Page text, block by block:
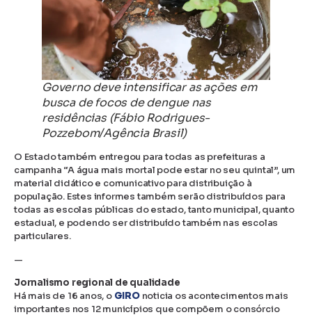
Governo deve intensificar as ações em
busca de focos de dengue nas
residências (Fábio Rodrigues-
Pozzebom/Agência Brasil)
O Estado também entregou para todas as prefeituras a
campanha “A água mais mortal pode estar no seu quintal”, um
material didático e comunicativo para distribuição à
população. Estes informes também serão distribuídos para
todas as escolas públicas do estado, tanto municipal, quanto
estadual, e podendo ser distribuído também nas escolas
particulares.
—
Jornalismo regional de qualidade
Há mais de 16 anos, o GIROnoticia os acontecimentos mais
importantes nos 12 municípios que compõem o consórcio